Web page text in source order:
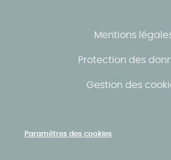
Mentions
Protection des
Gestion des
Paramètres des cookies